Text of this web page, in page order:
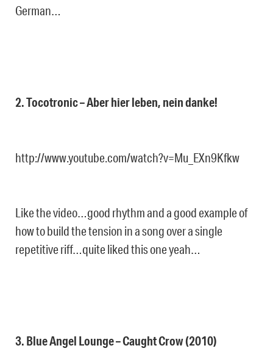
German…
2. Tocotronic – Aber hier leben, nein danke!
http://www.youtube.com/watch?v=Mu_EXn9Kfkw
Like the video…good rhythm and a good example of
how to build the tension in a song over a single
repetitive riff…quite liked this one yeah…
3. Blue Angel Lounge – Caught Crow (2010)